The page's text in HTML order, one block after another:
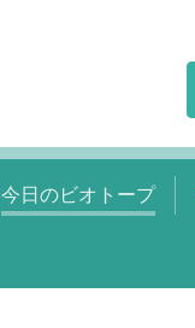
今日のビオトープ